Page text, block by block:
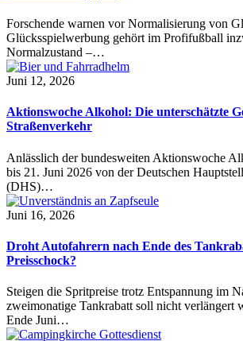
Forschende warnen vor Normalisierung von
Glücksspielwerbung gehört im Profifußball
Normalzustand –…
Juni 12, 2026
Aktionswoche Alkohol: Die unterschätzte
Straßenverkehr
Anlässlich der bundesweiten Aktionswoche
bis 21. Juni 2026 von der Deutschen
(DHS)…
Juni 16, 2026
Droht Autofahrern nach Ende des
Preisschock?
Steigen die Spritpreise trotz Entspannung im
zweimonatige Tankrabatt soll nicht verlängert
Ende Juni…